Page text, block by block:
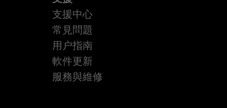
支援中心
常見問題
用户指南
軟件更新
服務與維修